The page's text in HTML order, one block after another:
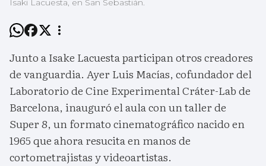
Isaki Lacuesta, en San Sebastián.
Junto a Isake Lacuesta participan otros creadores
de vanguardia. Ayer Luis Macías, cofundador del
Laboratorio de Cine Experimental Cráter-Lab de
Barcelona, inauguró el aula con un taller de
Super 8, un formato cinematográfico nacido en
1965 que ahora resucita en manos de
cortometrajistas y videoartistas.